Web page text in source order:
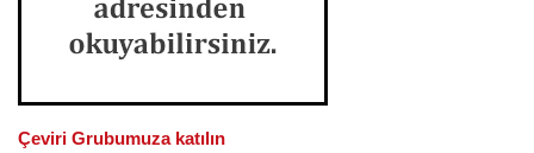
Çeviri Grubumuza katılın